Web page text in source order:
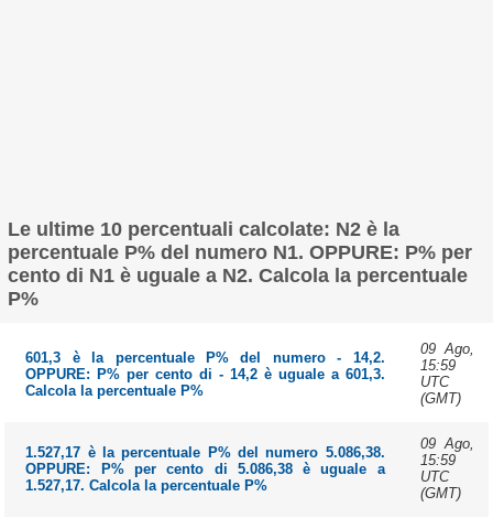
Le ultime 10 percentuali calcolate: N2 è la
percentuale P% del numero N1. OPPURE: P% per
cento di N1 è uguale a N2. Calcola la percentuale
P%
601,3 è la percentuale P% del numero - 14,2.
OPPURE: P% per cento di - 14,2 è uguale a 601,3.
Calcola la percentuale P%
09 Ago,
15:59
UTC
(GMT)
1.527,17 è la percentuale P% del numero 5.086,38.
OPPURE: P% per cento di 5.086,38 è uguale a
1.527,17. Calcola la percentuale P%
09 Ago,
15:59
UTC
(GMT)